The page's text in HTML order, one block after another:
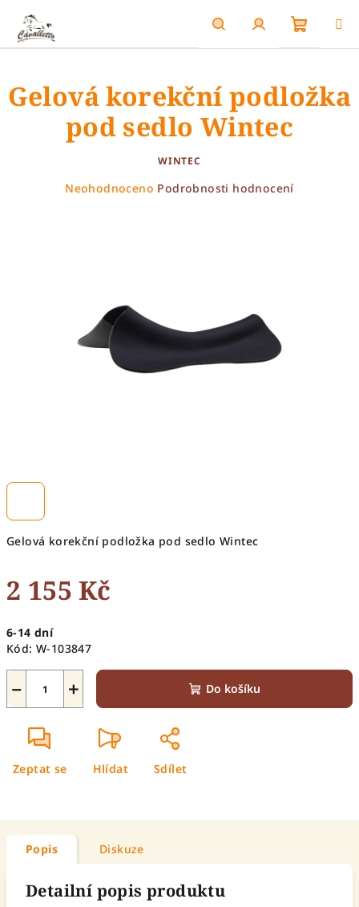
obsah
HledatPřihlášení
košík
Gelová korekční podložka pod sedlo Wintec
2 155 Kč
cena:
6-14 dní
Kód: W-103847
+
− Do košíku
Zeptat se Hlídat Sdílet
Gelová korekční podložka
pod sedlo Wintec
WINTEC
Průměrné
Neohodnoceno Podrobnosti hodnocení
Popis Diskuze
Detailní popis produktu